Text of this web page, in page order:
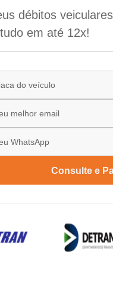
débitos
em até 12x!
Consulte e